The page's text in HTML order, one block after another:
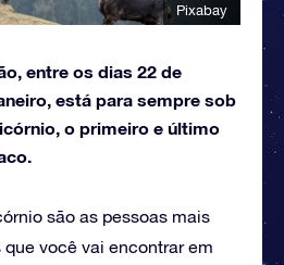
Pixabay
entre os dias 22 de
está para sempre sob
o primeiro e último
são as pessoas mais
você vai encontrar em